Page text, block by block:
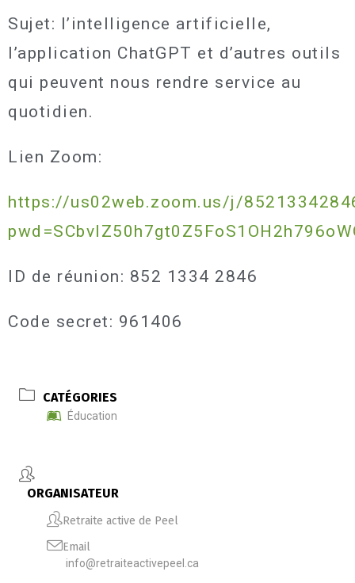
Sujet: l’intelligence artificielle,
l’application ChatGPT et d’autres outils
qui peuvent nous rendre service au
quotidien.
Lien Zoom:
https://us02web.zoom.us/j/
ID de réunion: 852 1334 2846
Code secret: 961406
CATÉGORIES
Éducation
ORGANISATEUR
Retraite active de Peel
Email
info@retraiteactivepeel.ca